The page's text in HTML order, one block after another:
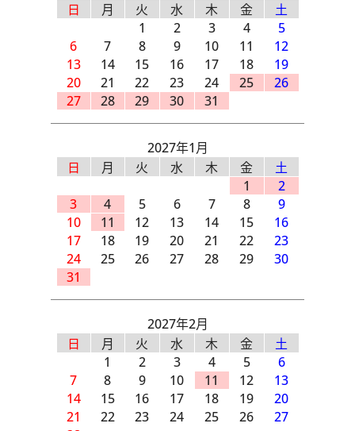
日
月 火 水 木 金
土
1
2 3 4
5
6
7 8 9 10 11
12
13
14 15 16 17 18
19
20
21 22 23 24 25
26
27
28 29 30 31
2027年1月
日
月 火 水 木 金
土
1
2
3
4 5 6 7 8
9
10
11 12 13 14 15
16
17
18 19 20 21 22
23
24
25 26 27 28 29
30
31
2027年2月
日
月 火 水 木 金
土
1
2 3 4 5
6
7
8 9 10 11 12
13
14
15 16 17 18 19
20
21
22 23 24 25 26
27